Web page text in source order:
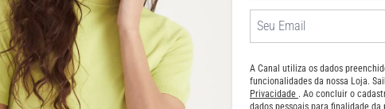
A Canal utiliza os dados
funcionalidades da nossa Loja.
Privacidade . Ao concluir o
dados pessoais para finalidade